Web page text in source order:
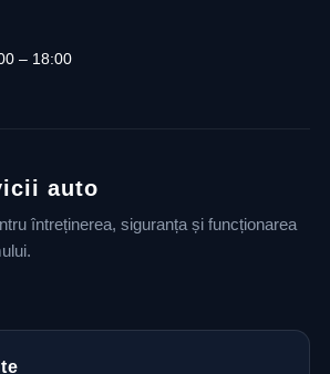
– 18:00
auto
întreținerea, siguranța și funcționarea